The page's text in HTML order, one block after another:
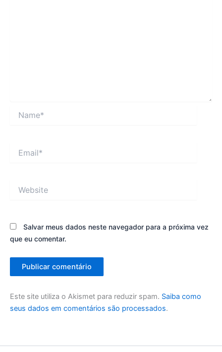
Salvar meus dados neste navegador para a próxima vez
que eu comentar.
Este site utiliza o Akismet para reduzir spam. Saiba como
seus dados em comentários são processados.